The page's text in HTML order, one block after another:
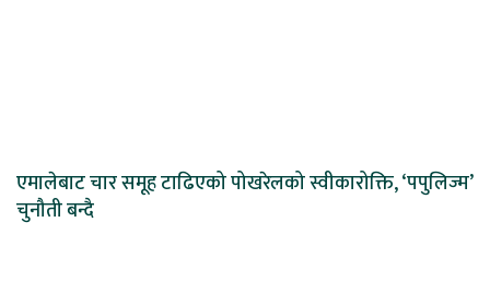
एमालेबाट चार समूह टाढिएको पोखरेलको स्वीकारोक्ति, ‘पपुलिज्म’
चुनौती बन्दै